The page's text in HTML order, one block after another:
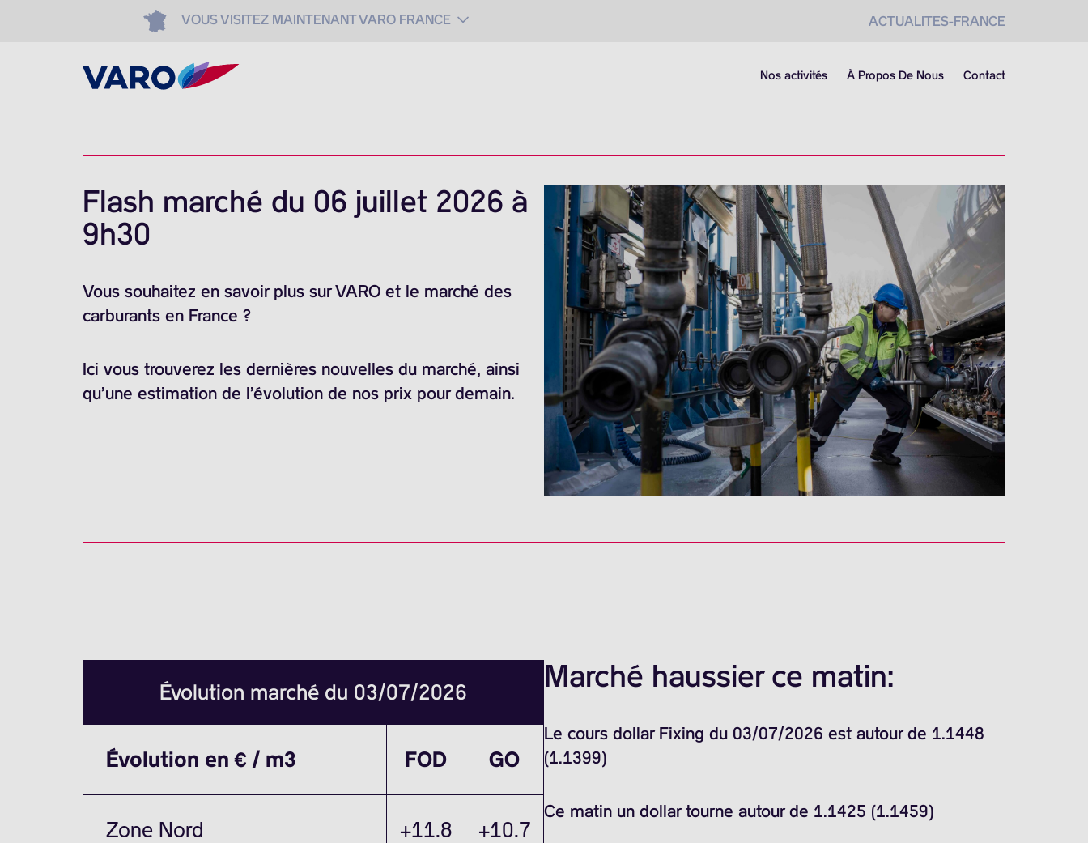
VOUS VISITEZ MAINTENANT VARO FRANCE ACTUALITES-FRANCE
Nos activités À Propos De Nous Contact
Flash marché du 06 juillet 2026 à
9h30
Vous souhaitez en savoir plus sur VARO et le marché des
carburants en France ?
Ici vous trouverez les dernières nouvelles du marché, ainsi
qu’une estimation de l’évolution de nos prix pour demain.
Évolution marché du 03/07/2026
Évolution en € / m3 FOD GO
Zone Nord +11.8 +10.7
Marché haussier ce matin:
Le cours dollar Fixing du 03/07/2026 est autour de 1.1448
(1.1399)
Ce matin un dollar tourne autour de 1.1425 (1.1459)